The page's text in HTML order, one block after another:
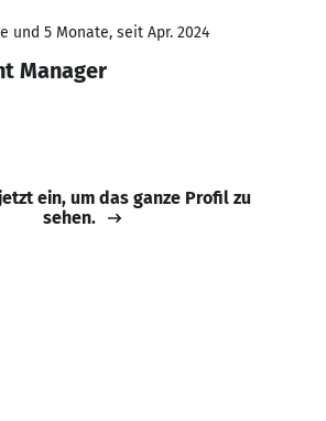
und 5 Monate, seit Apr. 2024
Manager
ein, um das ganze Profil zu
sehen.